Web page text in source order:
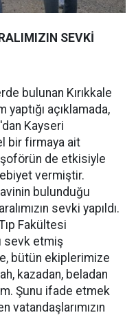
SEVKİ
bulunan Kırıkkale
yaptığı açıklamada,
Kayseri
bir firmaya ait
şoförün de etkisiyle
vermiştir.
bulunduğu
sevki yapıldı.
Fakültesi
sevk etmiş
bütün ekiplerimize
kazadan, beladan
Şunu ifade etmek